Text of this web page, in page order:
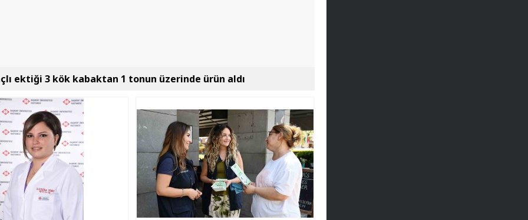
ektiği 3 kök kabaktan 1 tonun üzerinde ürün aldı